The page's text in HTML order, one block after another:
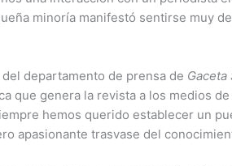
minoría manifestó sentirse muy
departamento de prensa de Gaceta
que genera la revista a los medios
hemos querido establecer un
apasionante trasvase del